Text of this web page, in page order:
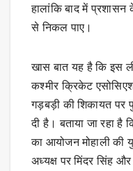
हालांकि बाद में
से निकल पाए।
खास बात यह है कि इस
कश्मीर क्रिकेट
गड़बड़ी की शिकायत पर
दी है। बताया जा रहा है
का आयोजन मोहाली की
अध्यक्ष पर मिंदर सिंह